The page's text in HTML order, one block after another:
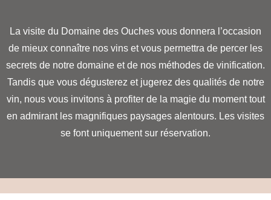
La visite du Domaine des Ouches vous donnera l’occasion
de mieux connaître nos vins et vous permettra de percer les
secrets de notre domaine et de nos méthodes de vinification.
Tandis que vous dégusterez et jugerez des qualités de notre
vin, nous vous invitons à profiter de la magie du moment tout
en admirant les magnifiques paysages alentours. Les visites
se font uniquement sur réservation.